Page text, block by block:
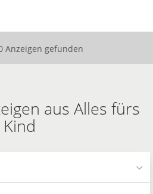
Anzeigen gefunden
aus Alles fürs
Kind